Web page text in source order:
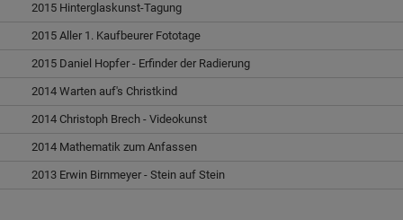
ansehen.
Optional sind externe Inhalte auf den Seiten dieser Website
eingebunden. Das können Kartendienste wie z.B. Google Maps sein
2015 Hinterglaskunst-Tagung
2015 Aller 1. Kaufbeurer Fototage
2015 Daniel Hopfer - Erfinder der Radierung
2014 Warten auf's Christkind
2014 Christoph Brech - Videokunst
2014 Mathematik zum Anfassen
2013 Erwin Birnmeyer - Stein auf Stein